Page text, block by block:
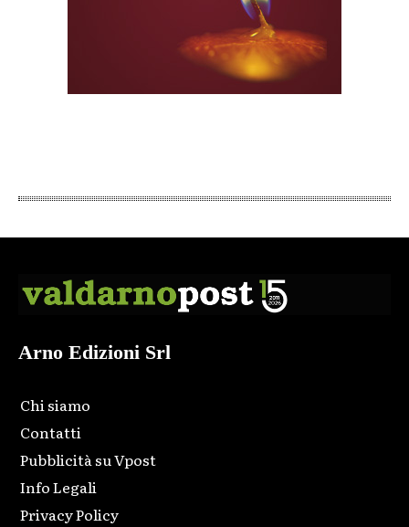
Arno Edizioni Srl
Chi siamo
Contatti
Pubblicità su Vpost
Info Legali
Privacy Policy